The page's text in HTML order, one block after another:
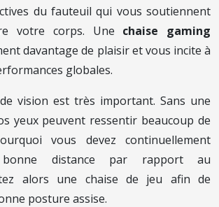
du fauteuil qui vous soutiennent
votre corps. Une chaise gaming
davantage de plaisir et vous incite à
globales.
vision est très important. Sans une
yeux peuvent ressentir beaucoup de
vous devez continuellement
distance par rapport au
alors une chaise de jeu afin de
posture assise.